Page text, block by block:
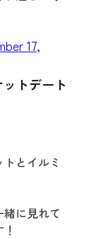
17,
トデート
とイルミ
に見れて